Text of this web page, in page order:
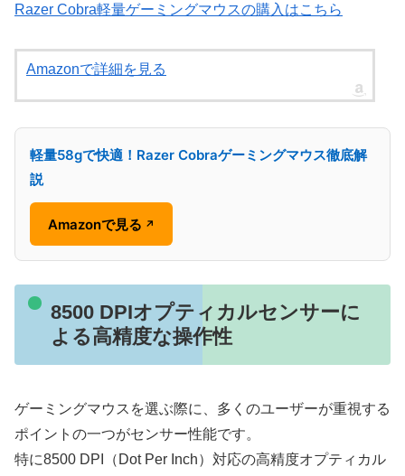
Razer Cobra軽量ゲーミングマウスの購入はこちら
Amazonで詳細を見る
軽量58gで快適！Razer Cobraゲーミングマウス徹底解
説
Amazonで見る ↗
8500 DPIオプティカルセンサーに
よる高精度な操作性
ゲーミングマウスを選ぶ際に、多くのユーザーが重視する
ポイントの一つがセンサー性能です。
特に8500 DPI（Dot Per Inch）対応の高精度オプティカル